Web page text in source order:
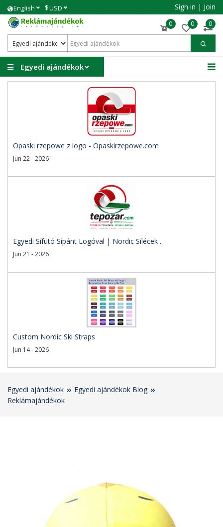
English $USD Sign in | Join
0 0 0
Egyedi ajándékok
Opaski rzepowe z logo - Opaskirzepowe.com
Jun 22 - 2026
Egyedi Sífutó Sípánt Logóval | Nordic Sílécek ..
Jun 21 - 2026
Custom Nordic Ski Straps
Jun 14 - 2026
Egyedi ajándékok
Egyedi ajándékok Blog
Reklámajándékok